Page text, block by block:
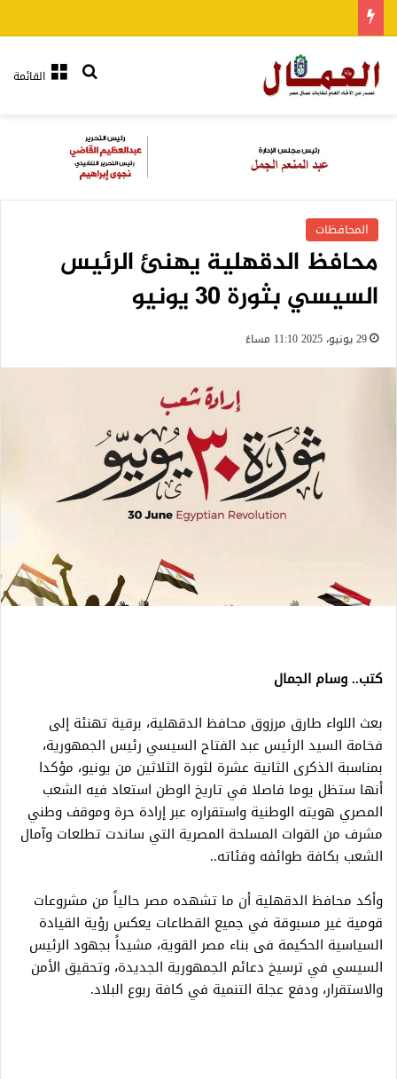
القائمةبحث عن
المحافظات
محافظ الدقهلية يهنئ الرئيس
السيسي بثورة 30 يونيو
29 يونيو، 2025 11:10 مساءً
كتب.. وسام الجمال
بعث اللواء طارق مرزوق محافظ الدقهلية، برقية تهنئة إلى
فخامة السيد الرئيس عبد الفتاح السيسي رئيس الجمهورية،
بمناسبة الذكرى الثانية عشرة لثورة الثلاثين من يونيو، مؤكدا
أنها ستظل يوما فاصلا في تاريخ الوطن استعاد فيه الشعب
المصري هويته الوطنية واستقراره عبر إرادة حرة وموقف وطني
مشرف من القوات المسلحة المصرية التي ساندت تطلعات وآمال
الشعب بكافة طوائفه وفئاته..
وأكد محافظ الدقهلية أن ما تشهده مصر حالياً من مشروعات
قومية غير مسبوقة في جميع القطاعات يعكس رؤية القيادة
السياسية الحكيمة فى بناء مصر القوية، مشيداً بجهود الرئيس
السيسي في ترسيخ دعائم الجمهورية الجديدة، وتحقيق الأمن
والاستقرار، ودفع عجلة التنمية في كافة ربوع البلاد.